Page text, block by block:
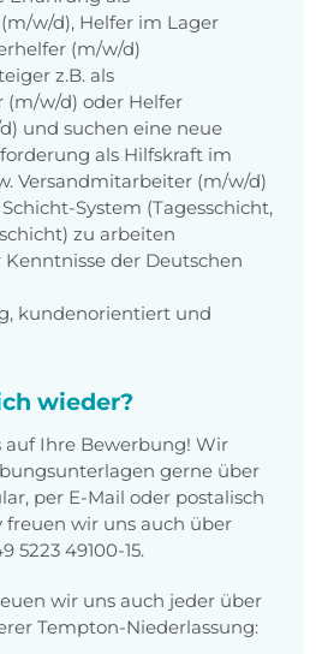
w/d), Helfer im Lager
(m/w/d)
z.B. als
(m/w/d) oder Helfer
und suchen eine neue
als Hilfskraft im
Versandmitarbeiter (m/w/d)
System (Tagesschicht,
zu arbeiten
der Deutschen
kundenorientiert und
wieder?
auf Ihre Bewerbung! Wir
gerne über
per E-Mail oder postalisch
wir uns auch über
5223 49100-15.
wir uns auch jeder über
Tempton-Niederlassung: